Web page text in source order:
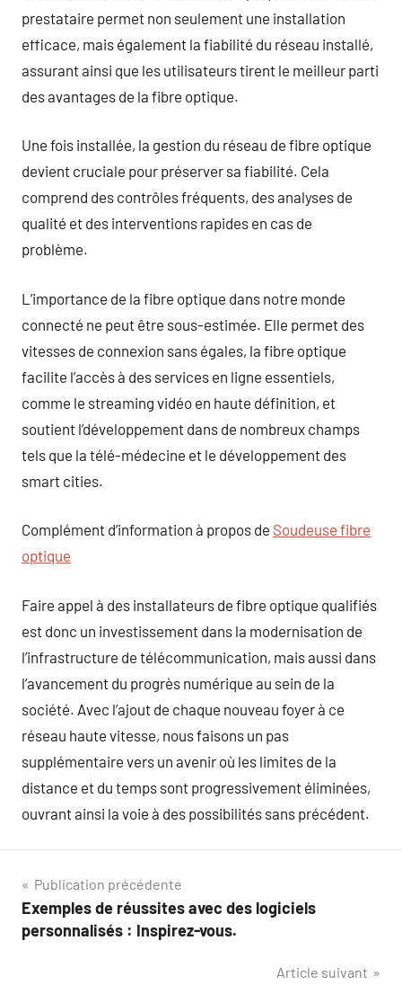
prestataire permet non seulement une installation
efficace, mais également la fiabilité du réseau installé,
assurant ainsi que les utilisateurs tirent le meilleur parti
des avantages de la fibre optique.
Une fois installée, la gestion du réseau de fibre optique
devient cruciale pour préserver sa fiabilité. Cela
comprend des contrôles fréquents, des analyses de
qualité et des interventions rapides en cas de
problème.
L’importance de la fibre optique dans notre monde
connecté ne peut être sous-estimée. Elle permet des
vitesses de connexion sans égales, la fibre optique
facilite l’accès à des services en ligne essentiels,
comme le streaming vidéo en haute définition, et
soutient l’développement dans de nombreux champs
tels que la télé-médecine et le développement des
smart cities.
Complément d’information à propos de Soudeuse fibre
optique
Faire appel à des installateurs de fibre optique qualifiés
est donc un investissement dans la modernisation de
l’infrastructure de télécommunication, mais aussi dans
l’avancement du progrès numérique au sein de la
société. Avec l’ajout de chaque nouveau foyer à ce
réseau haute vitesse, nous faisons un pas
supplémentaire vers un avenir où les limites de la
distance et du temps sont progressivement éliminées,
ouvrant ainsi la voie à des possibilités sans précédent.
Navigation
de
Publication précédente
Exemples de réussites avec des logiciels
personnalisés : Inspirez-vous.
Article suivant